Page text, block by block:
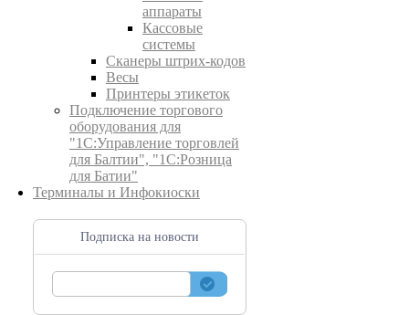
аппараты
Кассовые
системы
Сканеры штрих-кодов
Весы
Принтеры этикеток
Подключение торгового
оборудования для
"1С:Управление торговлей
для Балтии", "1С:Розница
для Батии"
Терминалы и Инфокиоски
Подписка на новости